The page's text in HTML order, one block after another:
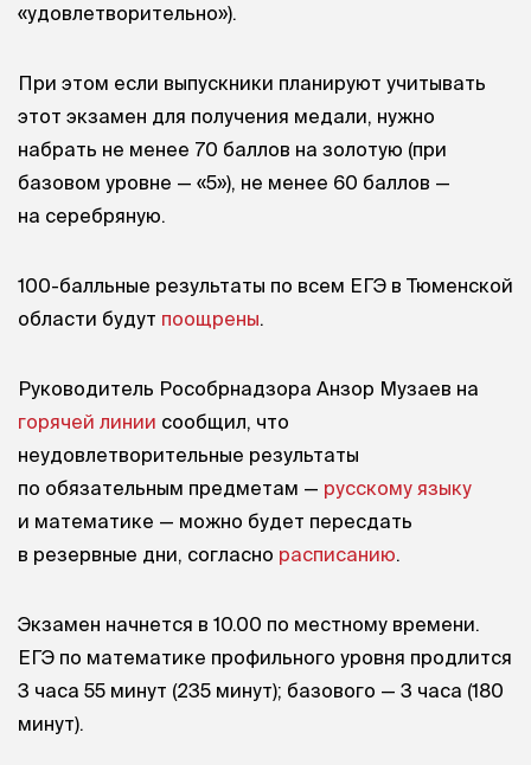
«удовлетворительно»).
При этом если выпускники планируют учитывать
этот экзамен для получения медали, нужно
набрать не менее 70 баллов на золотую (при
базовом уровне — «5»), не менее 60 баллов —
на серебряную.
100-балльные результаты по всем ЕГЭ в Тюменской
области будут поощрены.
Руководитель Рособрнадзора Анзор Музаев на
горячей линии сообщил, что
неудовлетворительные результаты
по обязательным предметам — русскому языку
и математике — можно будет пересдать
в резервные дни, согласно расписанию.
Экзамен начнется в 10.00 по местному времени.
ЕГЭ по математике профильного уровня продлится
3 часа 55 минут (235 минут); базового — 3 часа (180
минут).